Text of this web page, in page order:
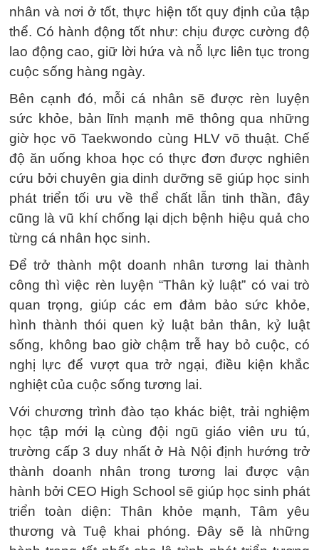
nhân và nơi ở tốt, thực hiện tốt quy định của tập
thể. Có hành động tốt như: chịu được cường độ
lao động cao, giữ lời hứa và nỗ lực liên tục trong
cuộc sống hàng ngày.
Bên cạnh đó, mỗi cá nhân sẽ được rèn luyện
sức khỏe, bản lĩnh mạnh mẽ thông qua những
giờ học võ Taekwondo cùng HLV võ thuật. Chế
độ ăn uống khoa học có thực đơn được nghiên
cứu bởi chuyên gia dinh dưỡng sẽ giúp học sinh
phát triển tối ưu về thể chất lẫn tinh thần, đây
cũng là vũ khí chống lại dịch bệnh hiệu quả cho
từng cá nhân học sinh.
Để trở thành một doanh nhân tương lai thành
công thì việc rèn luyện “Thân kỷ luật” có vai trò
quan trọng, giúp các em đảm bảo sức khỏe,
hình thành thói quen kỷ luật bản thân, kỷ luật
sống, không bao giờ chậm trễ hay bỏ cuộc, có
nghị lực để vượt qua trở ngại, điều kiện khắc
nghiệt của cuộc sống tương lai.
Với chương trình đào tạo khác biệt, trải nghiệm
học tập mới lạ cùng đội ngũ giáo viên ưu tú,
trường cấp 3 duy nhất ở Hà Nội định hướng trở
thành doanh nhân trong tương lai được vận
hành bởi CEO High School sẽ giúp học sinh phát
triển toàn diện: Thân khỏe mạnh, Tâm yêu
thương và Tuệ khai phóng. Đây sẽ là những